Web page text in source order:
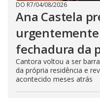
DO R7/04/08/2026
Ana Castela
fechadura da
Cantora voltou a ser
da própria residência e
acontecido meses atrás